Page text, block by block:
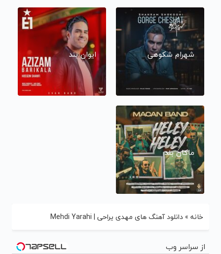
شهرام شکوهی ایوان بند
ماکان بند
خانه » دانلود آهنگ های مهدی یراحی | Mehdi Yarahi
از سراسر وب